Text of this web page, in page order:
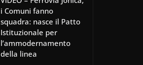
i Comuni fanno
squadra: nasce il Patto
Istituzionale per
l’ammodernamento
della linea